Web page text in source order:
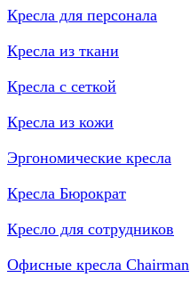
Кресла для персонала
Кресла из ткани
Кресла с сеткой
Кресла из кожи
Эргономические кресла
Кресла Бюрократ
Кресло для сотрудников
Офисные кресла Chairman